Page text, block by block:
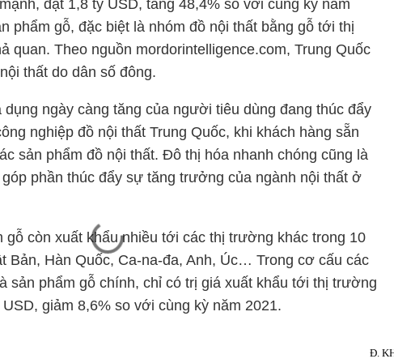
đạt 1,8 tỷ USD, tăng 48,4% so với cùng kỳ năm
phẩm gỗ, đặc biệt là nhóm đồ nội thất bằng gỗ tới thị
quan. Theo nguồn mordorintelligence.com, Trung Quốc
thất do dân số đông.
dụng ngày càng tăng của người tiêu dùng đang thúc đẩy
nghiệp đồ nội thất Trung Quốc, khi khách hàng sẵn
sản phẩm đồ nội thất. Đô thị hóa nhanh chóng cũng là
phần thúc đẩy sự tăng trưởng của ngành nội thất ở
gỗ còn xuất khẩu nhiều tới các thị trường khác trong 10
Bản, Hàn Quốc, Ca-na-đa, Anh, Úc… Trong cơ cấu các
sản phẩm gỗ chính, chỉ có trị giá xuất khẩu tới thị trường
giảm 8,6% so với cùng kỳ năm 2021.
Đ.